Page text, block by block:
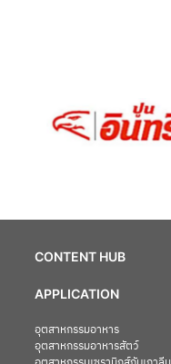
CONTENT HUB
APPLICATION
อุตสาหกรรมอาหาร
อุตสาหกรรมอาหารสัตว์